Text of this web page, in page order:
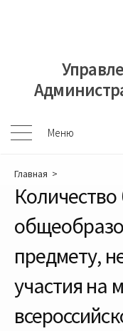
Меню
Меню
Главная >
предмету,
участия на